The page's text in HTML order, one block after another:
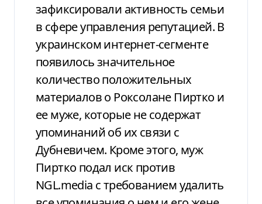
зафиксировали активность семьи
в сфере управления репутацией. В
украинском интернет-сегменте
появилось значительное
количество положительных
материалов о Роксолане Пиртко и
ее муже, которые не содержат
упоминаний об их связи с
Дубневичем. Кроме этого, муж
Пиртко подал иск против
NGL.media с требованием удалить